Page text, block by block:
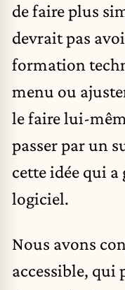
de faire plus
devrait pas
formation
menu ou
le faire lui-
passer par un
cette idée qui
logiciel.
Nous avons
accessible,